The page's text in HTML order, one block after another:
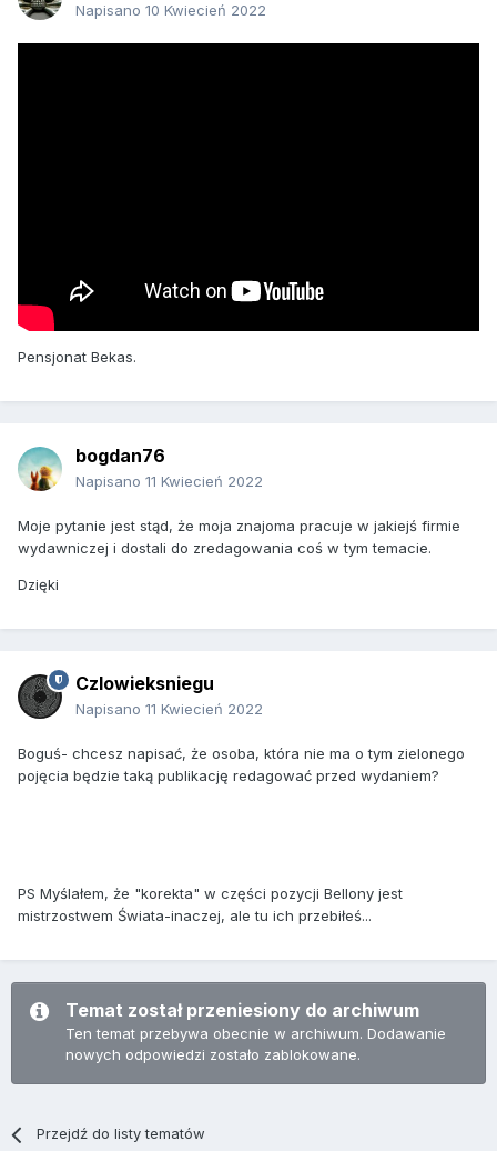
Napisano 10 Kwiecień 2022
Pensjonat Bekas.
bogdan76
Napisano 11 Kwiecień 2022
Moje pytanie jest stąd, że moja znajoma pracuje w jakiejś firmie
wydawniczej i dostali do zredagowania coś w tym temacie.
Dzięki
Czlowieksniegu
Napisano 11 Kwiecień 2022
Boguś- chcesz napisać, że osoba, która nie ma o tym zielonego
pojęcia będzie taką publikację redagować przed wydaniem?
PS Myślałem, że "korekta" w części pozycji Bellony jest
mistrzostwem Świata-inaczej, ale tu ich przebiłeś...
Temat został przeniesiony do archiwum
Ten temat przebywa obecnie w archiwum. Dodawanie
nowych odpowiedzi zostało zablokowane.
Przejdź do listy tematów